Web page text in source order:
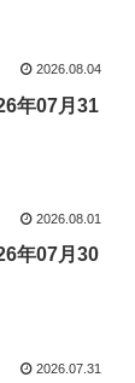
2026.08.04
年07月31
2026.08.01
年07月30
2026.07.31